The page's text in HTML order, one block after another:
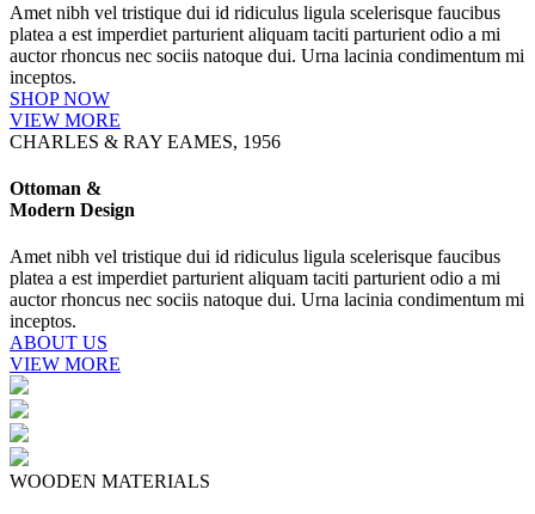
Amet nibh vel tristique dui id ridiculus ligula scelerisque faucibus
platea a est imperdiet parturient aliquam taciti parturient odio a mi
auctor rhoncus nec sociis natoque dui. Urna lacinia condimentum mi
inceptos.
SHOP NOW
VIEW MORE
CHARLES & RAY EAMES, 1956
Ottoman &
Modern Design
Amet nibh vel tristique dui id ridiculus ligula scelerisque faucibus
platea a est imperdiet parturient aliquam taciti parturient odio a mi
auctor rhoncus nec sociis natoque dui. Urna lacinia condimentum mi
inceptos.
ABOUT US
VIEW MORE
WOODEN MATERIALS